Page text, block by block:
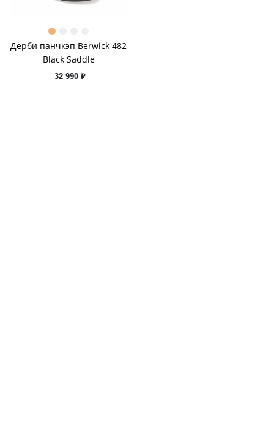
Дерби панчкэп Berwick 482
Black Saddle
32 990 ₽